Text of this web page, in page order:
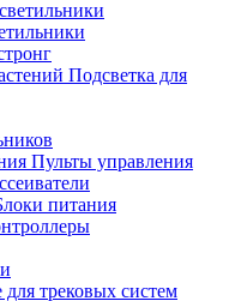
Подсветка для
Пульты управления
питания